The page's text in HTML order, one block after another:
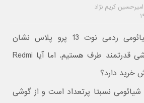
کریم نژاد
بررسی مشخصات شیائومی ردمی نوت 13 پرو پلاس نشان
می‌دهد که با یک گوشی قدرتمند طرف هستیم. اما آیا Redmi
خانواده ردمی نوت ۱۳ شیائومی نسبتا پرتعداد است و از گوشی